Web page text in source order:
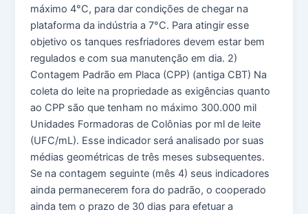
máximo 4°C, para dar condições de chegar na
plataforma da indústria a 7°C. Para atingir esse
objetivo os tanques resfriadores devem estar bem
regulados e com sua manutenção em dia. 2)
Contagem Padrão em Placa (CPP) (antiga CBT) Na
coleta do leite na propriedade as exigências quanto
ao CPP são que tenham no máximo 300.000 mil
Unidades Formadoras de Colônias por ml de leite
(UFC/mL). Esse indicador será analisado por suas
médias geométricas de três meses subsequentes.
Se na contagem seguinte (mês 4) seus indicadores
ainda permanecerem fora do padrão, o cooperado
ainda tem o prazo de 30 dias para efetuar a